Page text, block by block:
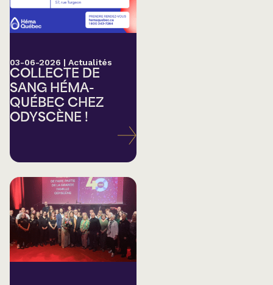
03-06-2026 | Actualités
COLLECTE DE
SANG HÉMA-
QUÉBEC CHEZ
ODYSCÈNE !